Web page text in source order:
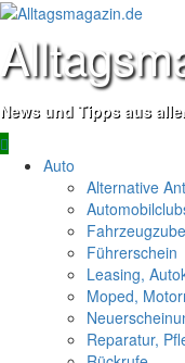
Zum
springen
News und Tipps aus
MenüAuto
Alternative
Führerschein
Leasing,
Moped,
Reparatur,